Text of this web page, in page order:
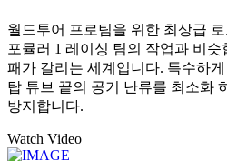
월드투어 프로팀을 위한 최상급
포뮬러 1 레이싱 팀의 작업과 비
패가 갈리는 세계입니다. 특수하
탑 튜브 끝의 공기 난류를 최소화
방지합니다.
Watch Video